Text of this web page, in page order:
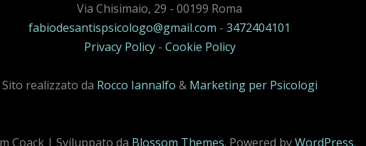
Via Chisimaio, 29 - 00199 Roma
fabiodesantispsicologo@gmail.com - 3472404101
Privacy Policy- Cookie Policy
Sito realizzato da Rocco Iannalfo & Marketing per Psicologi
Coack | Sviluppato da Blossom Themes. Powered byWordPress.